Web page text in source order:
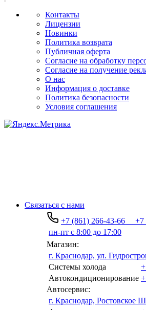
Контакты
Лицензии
Новинки
Политика возврата
Публичная оферта
Согласие на обработку
Согласие на получение
О нас
Информация о доставке
Политика безопасности
Условия соглашения
Связаться с нами
+7 (861) 266-43-66
+7
пн-пт с 8:00 до 17:00
Магазин:
г. Краснодар, ул.
Системы холода
Автокондиционирование
Автосервис:
г. Краснодар, Ростовское